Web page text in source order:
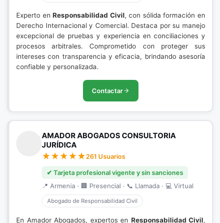
Experto enResponsabilidad Civil, con sólida formación en
Derecho Internacional y Comercial. Destaca por su manejo
excepcional de pruebas y experiencia en conciliaciones y
procesos arbitrales. Comprometido con proteger sus
intereses con transparencia y eficacia, brindando asesoría
confiable y personalizada.
Contactar
AMADOR ABOGADOS CONSULTORIA
JURÍDICA
261 Usuarios
✔ Tarjeta profesional vigente y sin sanciones
📍 Armenia · 🏢 Presencial · 📞 Llamada · 💻 Virtual
Abogado de Responsabilidad Civil
En Amador Abogados, expertos en Responsabilidad Civil,